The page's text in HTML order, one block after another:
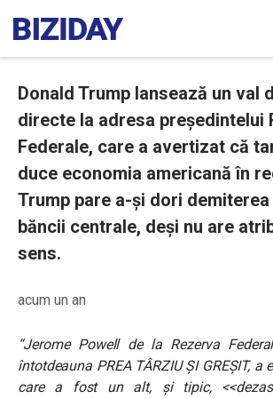
Donald Trump lansează un val
directe la adresa președintelui
Federale, care a avertizat că
duce economia americană în
Trump pare a-și dori
băncii centrale, deși nu are
sens.
acum un an
“Jerome Powell de la Rezerva
întotdeauna PREA TÂRZIU ȘI GREȘIT, a
care a fost un alt, și tipic,